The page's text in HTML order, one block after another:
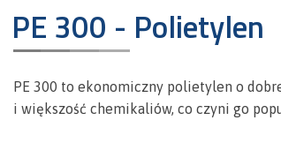
USZCZELKI
PE 300 to ekonomiczny polietylen o
i większość chemikaliów, co czyni go
PE 300 - Polietylen